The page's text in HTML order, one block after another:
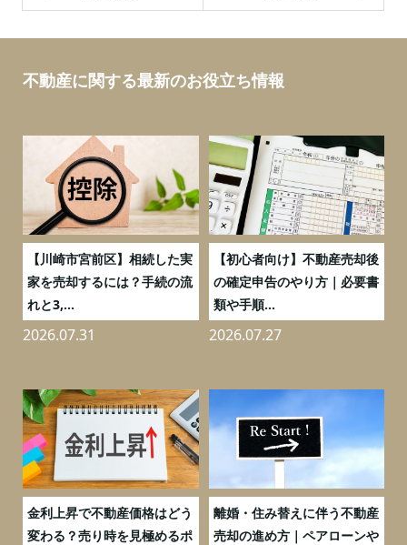
不動産に関する最新のお役立ち情報
【川崎市宮前区】相続した実
家を売却するには？手続の流
れと3,...
2026.07.31
【初心者向け】不動産売却後
の確定申告のやり方｜必要書
類や手順...
2026.07.27
金利上昇で不動産価格はどう
変わる？売り時を見極めるポ
離婚・住み替えに伴う不動産
売却の進め方｜ペアローンや